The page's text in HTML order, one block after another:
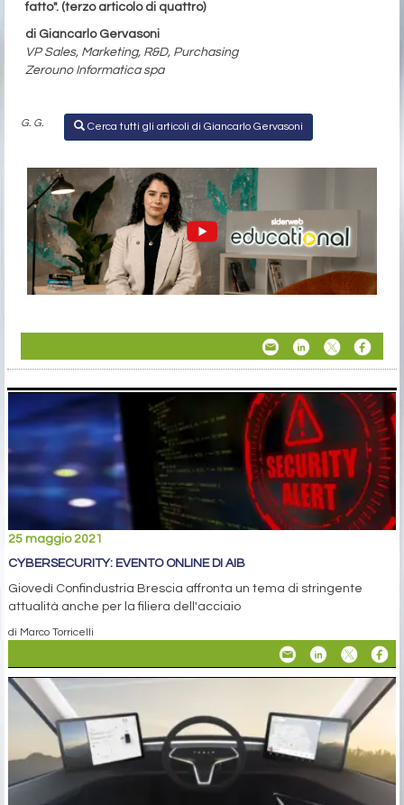
fatto". (terzo articolo di quattro)
di Giancarlo Gervasoni
VP Sales, Marketing, R&D, Purchasing
Zerouno Informatica spa
G. G. Cerca tutti gli articoli di Giancarlo Gervasoni
25 maggio 2021
CYBERSECURITY: EVENTO ONLINE DI AIB
Giovedì Confindustria Brescia affronta un tema di stringente
attualità anche per la filiera dell'acciaio
di Marco Torricelli